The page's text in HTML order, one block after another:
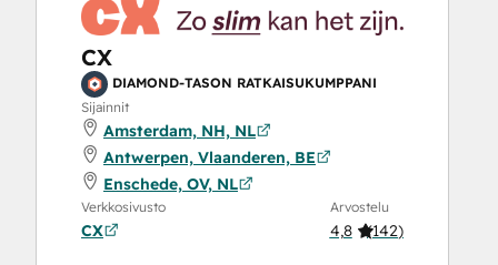
CX
DIAMOND-TASON RATKAISUKUMPPANI
Sijainnit
Amsterdam, NH, NL
Antwerpen, Vlaanderen, BE
Enschede, OV, NL
Verkkosivusto
CX
Arvostelu
4,8 (142)